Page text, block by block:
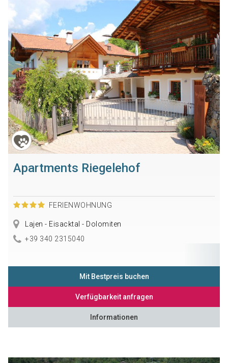
Apartments Riegelehof
FERIENWOHNUNG
Lajen - Eisacktal - Dolomiten
+39 340 2315040
Mit Bestpreis buchen
Verfügbarkeit anfragen
Informationen